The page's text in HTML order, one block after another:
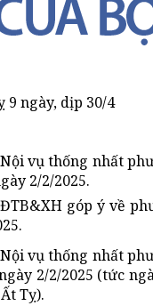
9 ngày, dịp 30/4
vụ thống nhất
2/2/2025.
góp ý về
vụ thống nhất
2/2/2025 (tức
Tỵ).